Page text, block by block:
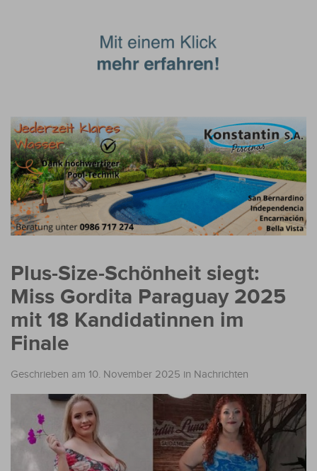
Plus-Size-Schönheit siegt:
Miss Gordita Paraguay 2025
mit 18 Kandidatinnen im
Finale
Geschrieben am 10. November 2025 in Nachrichten